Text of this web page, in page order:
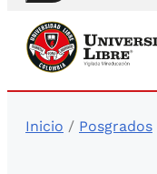
Inicio / Posgrados